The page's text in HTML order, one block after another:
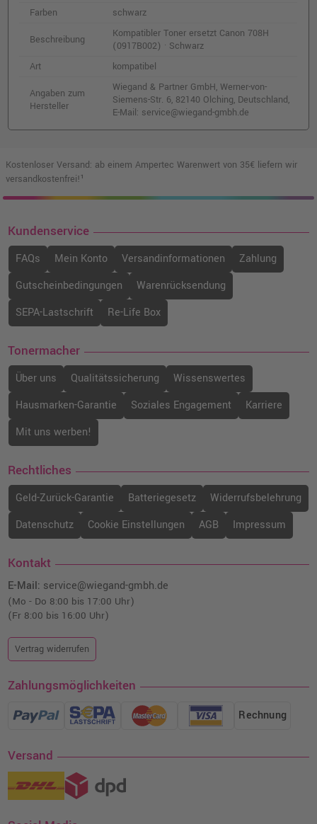
Farben
schwarz
Beschreibung
Kompatibler Toner ersetzt Canon 708H
(0917B002) · Schwarz
Art
kompatibel
Angaben zum
Hersteller
Wiegand & Partner GmbH, Werner-von-
Siemens-Str. 6, 82140 Olching, Deutschland,
E-Mail: service@wiegand-gmbh.de
Kostenloser Versand: ab einem Ampertec Warenwert von 35€ liefern wir
versandkostenfrei!¹
Kundenservice
FAQs Mein Konto Versandinformationen
Zahlung
Gutscheinbedingungen
Warenrücksendung
SEPA-Lastschrift
Re-Life Box
Tonermacher
Über uns Qualitätssicherung
Wissenswertes
Hausmarken-Garantie
Soziales Engagement
Karriere
Mit uns werben!
Rechtliches
Geld-Zurück-Garantie Batteriegesetz
Widerrufsbelehrung
Datenschutz
Cookie Einstellungen AGB Impressum
Kontakt
E-Mail: service@wiegand-gmbh.de
(Mo - Do 8:00 bis 17:00 Uhr)
(Fr 8:00 bis 16:00 Uhr)
Vertrag widerrufen
Zahlungsmöglichkeiten
Rechnung
Versand